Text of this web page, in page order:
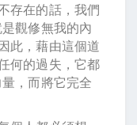
存在的話，我們
觀修無我的內
此，藉由這個道
何的過失，它都
，而將它完全